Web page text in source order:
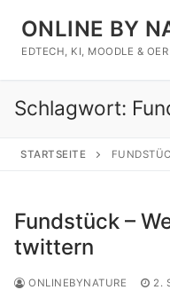
Inhalt
springen
ONLINE BY
EDTECH, KI, MOODLE & OER
Schlagwort:
STARTSEITE
Fundstück –
twittern
ONLINEBYNATURE 2.